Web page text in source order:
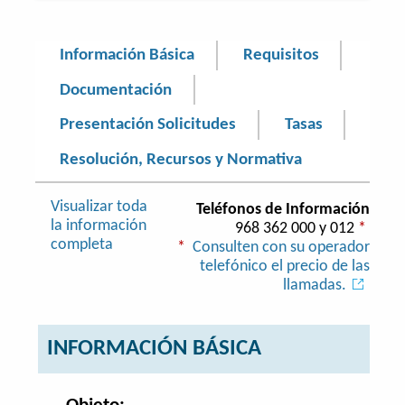
Información Básica Requisitos
Documentación
Presentación Solicitudes Tasas
Resolución, Recursos y Normativa
Visualizar toda
la información
completa
Teléfonos de Información
968 362 000 y 012 *
*
Consulten con su operador
telefónico el precio de las
llamadas.
INFORMACIÓN BÁSICA